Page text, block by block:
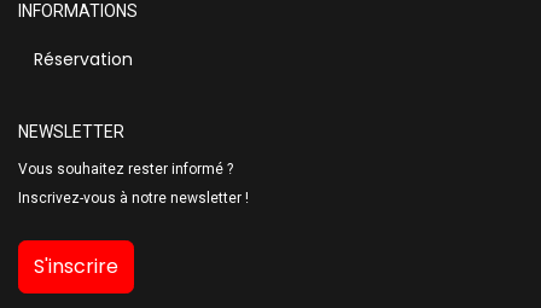
INFORMATIONS
Réservation
NEWSLETTER
Vous souhaitez rester informé ?
Inscrivez-vous à notre newsletter !
S'inscrire